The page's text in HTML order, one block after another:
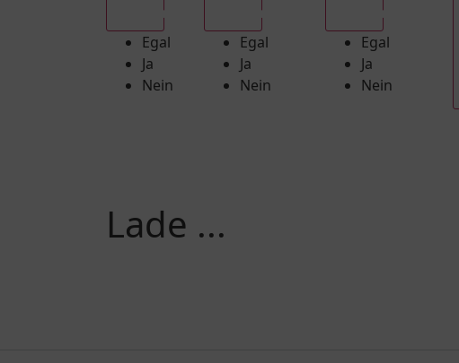
Egal
Ja
Nein
Egal
Ja
Nein
Egal
Ja
Nein
Lade ...